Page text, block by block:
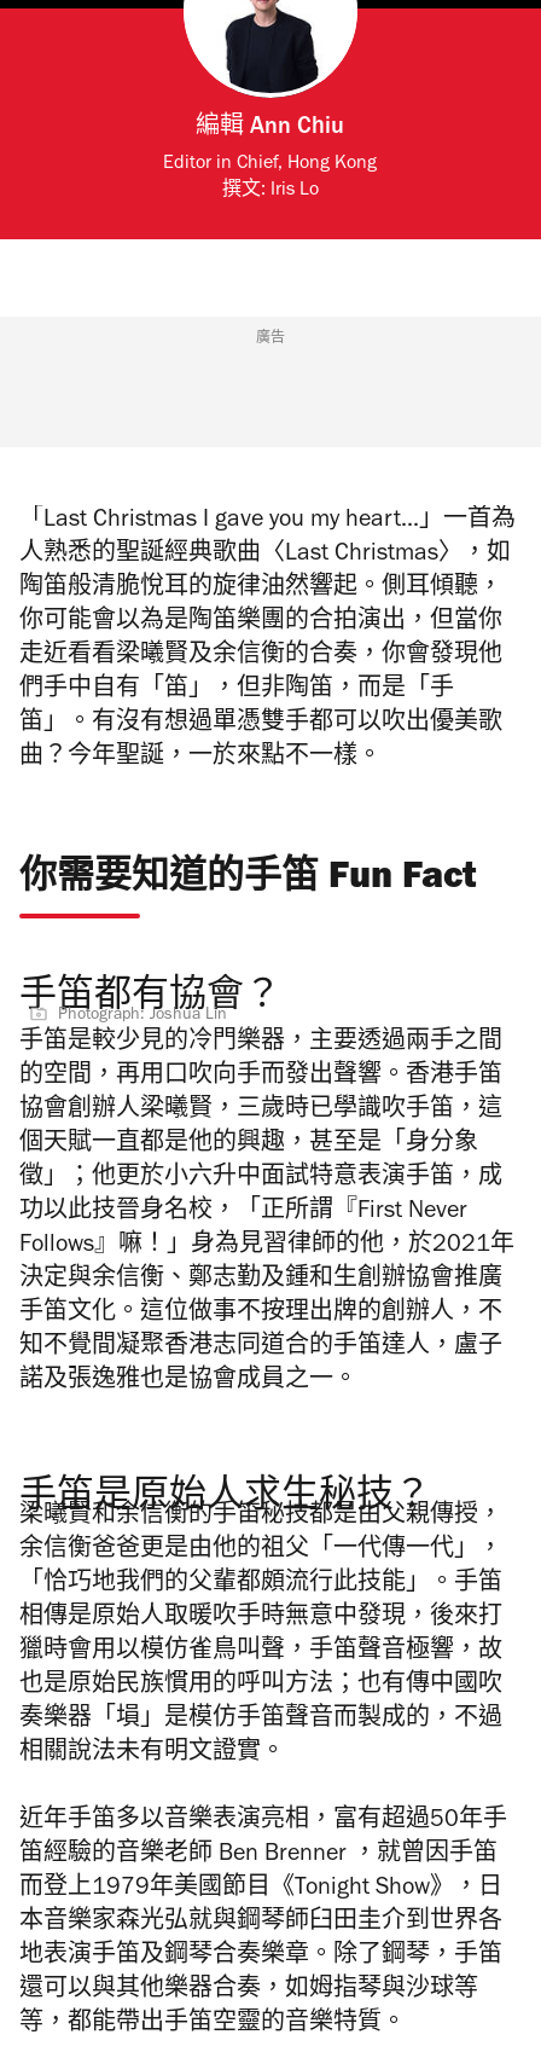
編輯Ann Chiu
Editor in Chief, Hong Kong
撰文: Iris Lo
廣告
「Last Christmas I gave you my heart...」一首為
人熟悉的聖誕經典歌曲〈Last Christmas〉，如
陶笛般清脆悅耳的旋律油然響起。側耳傾聽，
你可能會以為是陶笛樂團的合拍演出，但當你
走近看看梁曦賢及余信衡的合奏，你會發現他
們手中自有「笛」，但非陶笛，而是「手
笛」。有沒有想過單憑雙手都可以吹出優美歌
曲？今年聖誕，一於來點不一樣。
你需要知道的手笛 Fun Fact
手笛都有協會？
Photograph: Joshua Lin
手笛是較少見的冷門樂器，主要透過兩手之間
的空間，再用口吹向手而發出聲響。香港手笛
協會創辦人梁曦賢，三歲時已學識吹手笛，這
個天賦一直都是他的興趣，甚至是「身分象
徵」；他更於小六升中面試特意表演手笛，成
功以此技晉身名校，「正所謂『First Never
Follows』嘛！」身為見習律師的他，於2021年
決定與余信衡、鄭志勤及鍾和生創辦協會推廣
手笛文化。這位做事不按理出牌的創辦人，不
知不覺間凝聚香港志同道合的手笛達人，盧子
諾及張逸雅也是協會成員之一。
手笛是原始人求生秘技？
梁曦賢和余信衡的手笛秘技都是由父親傳授，
余信衡爸爸更是由他的祖父「一代傳一代」，
「恰巧地我們的父輩都頗流行此技能」。手笛
相傳是原始人取暖吹手時無意中發現，後來打
獵時會用以模仿雀鳥叫聲，手笛聲音極響，故
也是原始民族慣用的呼叫方法；也有傳中國吹
奏樂器「塤」是模仿手笛聲音而製成的，不過
相關說法未有明文證實。
近年手笛多以音樂表演亮相，富有超過50年手
笛經驗的音樂老師 Ben Brenner ，就曾因手笛
而登上1979年美國節目《Tonight Show》，日
本音樂家森光弘就與鋼琴師臼田圭介到世界各
地表演手笛及鋼琴合奏樂章。除了鋼琴，手笛
還可以與其他樂器合奏，如姆指琴與沙球等
等，都能帶出手笛空靈的音樂特質。